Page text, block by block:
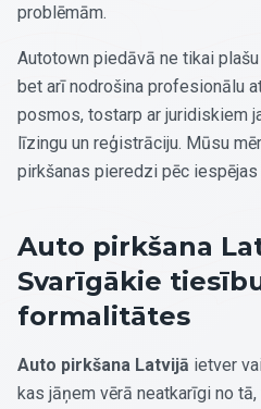
problēmām.
Autotown piedāvā ne tikai plašu
bet arī nodrošina profesionālu
posmos, tostarp ar juridiskiem
līzingu un reģistrāciju. Mūsu
pirkšanas pieredzi pēc
Auto pirkšana
Svarīgākie
formalitātes
Auto pirkšana Latvijā ietver
kas jāņem vērā neatkarīgi no